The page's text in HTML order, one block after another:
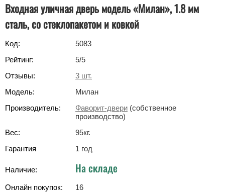
Входная уличная дверь модель «Милан», 1.8 мм
сталь, со стеклопакетом и ковкой
Код:
5083
Рейтинг:
5/5
Отзывы:
3 шт.
Модель:
Милан
Производитель:
Фаворит-двери (собственное
производство)
Вес:
95кг.
Гарантия
1 год
Наличие: На складе
Онлайн покупок: 16